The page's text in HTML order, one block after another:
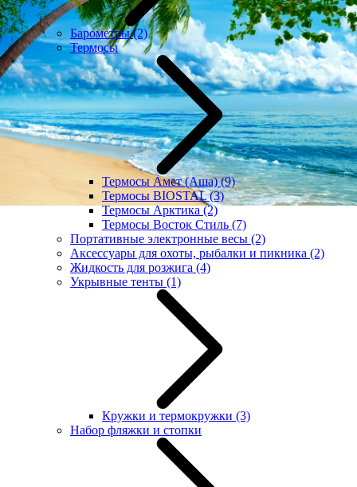
Барометры(2)
Термосы
Термосы Амет (Аша)(9)
Термосы BIOSTAL(3)
Термосы Арктика(2)
Термосы Восток Стиль (7)
Портативные электронные весы (2)
Аксессуары для охоты, рыбалки и пикника (2)
Жидкость для розжига (4)
Укрывные тенты (1)
Кружки и термокружки (3)
Набор фляжки и стопки